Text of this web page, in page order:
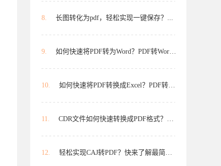
8. 长图转化为pdf，轻松实现一键保存？...
9. 如何快速将PDF转为Word？PDF转Word...
10. 如何快速将PDF转换成Excel？PDF转E...
11. CDR文件如何快速转换成PDF格式？想...
12. 轻松实现CAJ转PDF？快来了解最简单...